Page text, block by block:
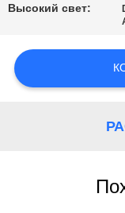
ЦИТАТУ
PRIVACY
Высокий свет: